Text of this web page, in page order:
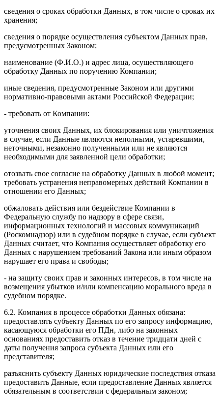
сведения о сроках обработки Данных, в том числе о сроках их
хранения;
сведения о порядке осуществления субъектом Данных прав,
предусмотренных Законом;
наименование (Ф.И.О.) и адрес лица, осуществляющего
обработку Данных по поручению Компании;
иные сведения, предусмотренные Законом или другими
нормативно-правовыми актами Российской Федерации;
- требовать от Компании:
уточнения своих Данных, их блокирования или уничтожения
в случае, если Данные являются неполными, устаревшими,
неточными, незаконно полученными или не являются
необходимыми для заявленной цели обработки;
отозвать свое согласие на обработку Данных в любой момент;
требовать устранения неправомерных действий Компании в
отношении его Данных;
обжаловать действия или бездействие Компании в
Федеральную службу по надзору в сфере связи,
информационных технологий и массовых коммуникаций
(Роскомнадзор) или в судебном порядке в случае, если субъект
Данных считает, что Компания осуществляет обработку его
Данных с нарушением требований Закона или иным образом
нарушает его права и свободы;
- на защиту своих прав и законных интересов, в том числе на
возмещения убытков и/или компенсацию морального вреда в
судебном порядке.
6.2. Компания в процессе обработки Данных обязана:
предоставлять субъекту Данных по его запросу информацию,
касающуюся обработки его ПДн, либо на законных
основаниях предоставить отказ в течение тридцати дней с
даты получения запроса субъекта Данных или его
представителя;
разъяснить субъекту Данных юридические последствия отказа
предоставить Данные, если предоставление Данных является
обязательным в соответствии с федеральным законом;